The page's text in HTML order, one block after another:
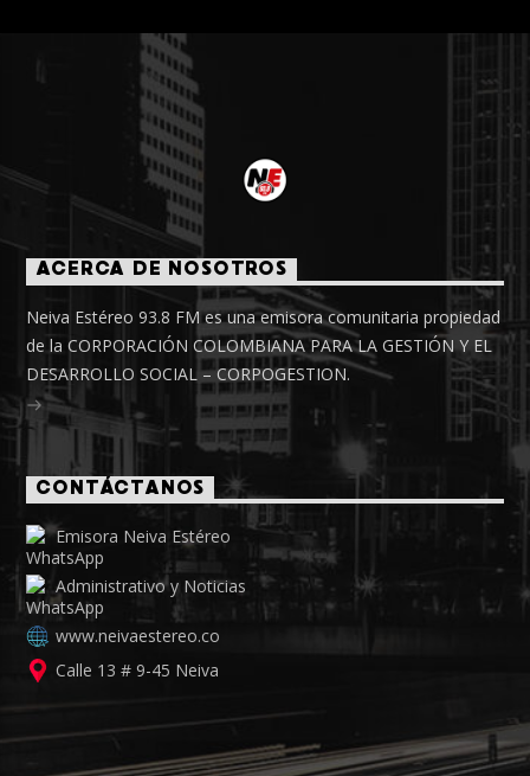
ACERCA DE NOSOTROS
Neiva Estéreo 93.8 FM es una emisora comunitaria propiedad
de la CORPORACIÓN COLOMBIANA PARA LA GESTIÓN Y EL
DESARROLLO SOCIAL – CORPOGESTION.
CONTÁCTANOS
Emisora Neiva Estéreo
Administrativo y Noticias
www.neivaestereo.co
Calle 13 # 9-45 Neiva